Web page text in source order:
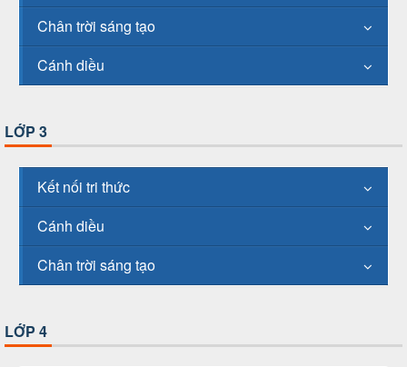
Chân trời sáng tạo
Cánh diều
LỚP 3
Kết nối tri thức
Cánh diều
Chân trời sáng tạo
LỚP 4